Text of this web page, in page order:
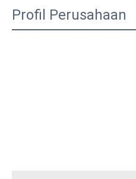
Profil Perusahaan